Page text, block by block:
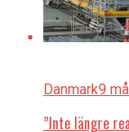
Danmark9
”Inte längre